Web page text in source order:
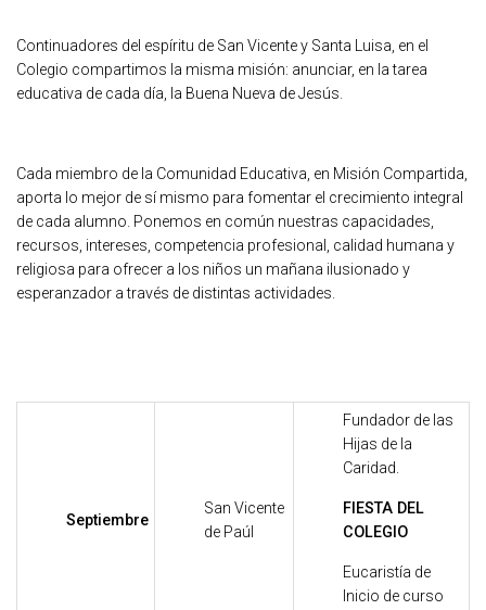
Continuadores del espíritu de San Vicente y Santa Luisa, en el
Colegio compartimos la misma misión: anunciar, en la tarea
educativa de cada día, la Buena Nueva de Jesús.
Cada miembro de la Comunidad Educativa, en Misión Compartida,
aporta lo mejor de sí mismo para fomentar el crecimiento integral
de cada alumno. Ponemos en común nuestras capacidades,
recursos, intereses, competencia profesional, calidad humana y
religiosa para ofrecer a los niños un mañana ilusionado y
esperanzador a través de distintas actividades.
Septiembre
San Vicente
de Paúl
Fundador de las
Hijas de la
Caridad.
FIESTA DEL
COLEGIO
Eucaristía de
Inicio de curso